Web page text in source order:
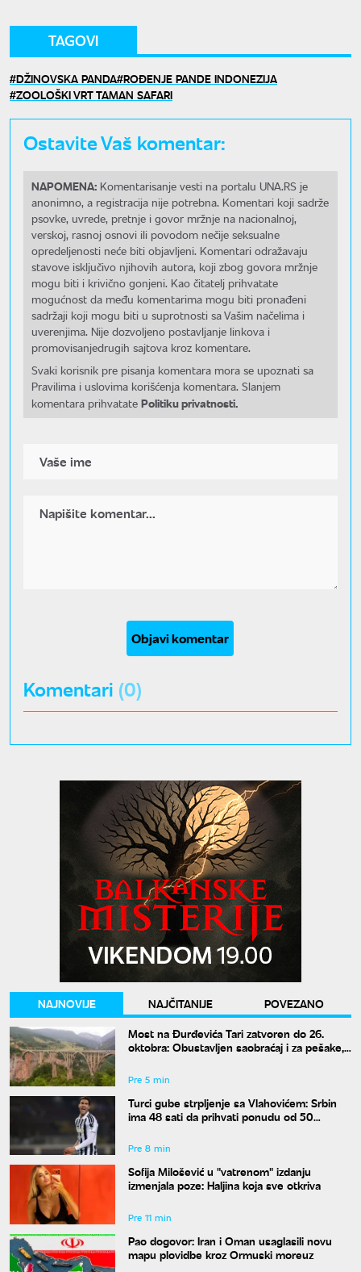
TAGOVI
DŽINOVSKA PANDA ROĐENJE PANDE INDONEZIJA
ZOOLOŠKI VRT TAMAN SAFARI
Ostavite Vaš komentar:
NAPOMENA: Komentarisanje vesti na portalu UNA.RS je
anonimno, a registracija nije potrebna. Komentari koji sadrže
psovke, uvrede, pretnje i govor mržnje na nacionalnoj,
verskoj, rasnoj osnovi ili povodom nečije seksualne
opredeljenosti neće biti objavljeni. Komentari odražavaju
stavove isključivo njihovih autora, koji zbog govora mržnje
mogu biti i krivično gonjeni. Kao čitatelj prihvatate
mogućnost da među komentarima mogu biti pronađeni
sadržaji koji mogu biti u suprotnosti sa Vašim načelima i
uverenjima. Nije dozvoljeno postavljanje linkova i
promovisanjedrugih sajtova kroz komentare.
Svaki korisnik pre pisanja komentara mora se upoznati sa
Pravilima i uslovima korišćenja komentara. Slanjem
komentara prihvatate Politiku privatnosti.
Objavi komentar
Komentari (0)
NAJNOVIJE NAJČITANIJE
POVEZANO
Most na Đurđevića Tari zatvoren do 26.
oktobra: Obustavljen saobraćaj i za pešake,
Pre 5 min
Turci gube strpljenje sa Vlahovićem: Srbin
ima 48 sati da prihvati ponudu od 50
Pre 8 min
Sofija Milošević u "vatrenom" izdanju
izmenjala poze: Haljina koja sve otkriva
Pre 11 min
Pao dogovor: Iran i Oman usaglasili novu
mapu plovidbe kroz Ormuski moreuz